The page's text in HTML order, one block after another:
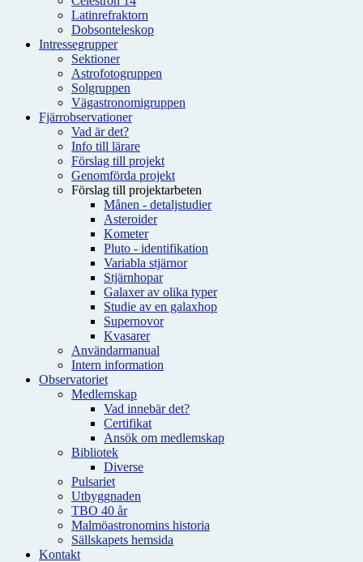
Latinrefraktorn
Dobsonteleskop
Intressegrupper
Sektioner
Astrofotogruppen
Solgruppen
Vägastronomigruppen
Fjärrobservationer
Vad är det?
Info till lärare
Förslag till projekt
Genomförda projekt
Förslag till projektarbeten
Månen - detaljstudier
Asteroider
Kometer
Pluto - identifikation
Variabla stjärnor
Stjärnhopar
Galaxer av olika typer
Studie av en galaxhop
Supernovor
Kvasarer
Användarmanual
Intern information
Observatoriet
Medlemskap
Vad innebär det?
Certifikat
Ansök om medlemskap
Bibliotek
Diverse
Pulsariet
Utbyggnaden
TBO 40 år
Malmöastronomins historia
Sällskapets hemsida
Kontakt